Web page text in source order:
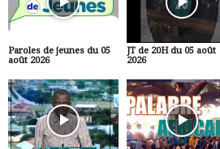
Paroles de jeunes du 05
août 2026
JT de 20H du 05 août
2026